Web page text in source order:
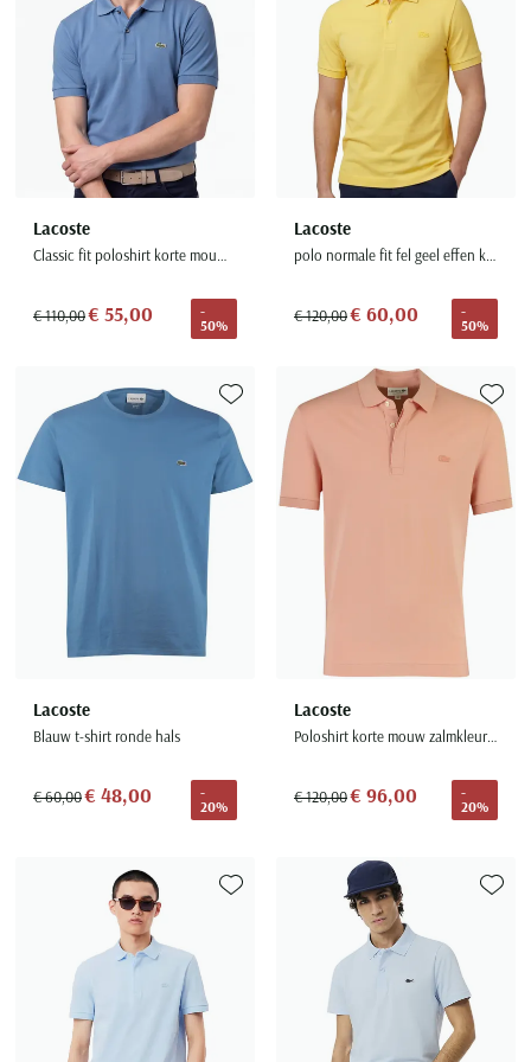
Lacoste
Classic fit poloshirt korte mouw blauw 2-knoops
€ 110,00€ 55,00
-
50%
Lacoste
polo normale fit fel geel effen katoen Regular Fit
€ 120,00€ 60,00
-
50%
Lacoste
Blauw t-shirt ronde hals
€ 60,00€ 48,00
-
20%
Toevoegen aan favorieten
Lacoste
Poloshirt korte mouw zalmkleurig regular fit
€ 120,00€ 96,00
-
20%
Toevoegen aan favorieten